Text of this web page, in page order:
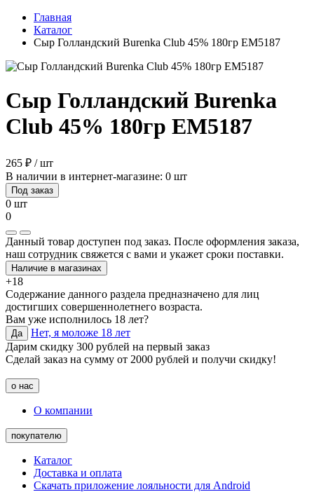
Главная
Каталог
Сыр Голландский Burenka Club 45% 180гр EM5187
Сыр Голландский Burenka
Club 45% 180гр EM5187
265 ₽ / шт
В наличии в интернет-магазине: 0 шт
Под заказ
0 шт
0
Данный товар доступен под заказ. После оформления заказа,
наш сотрудник свяжется с вами и укажет сроки поставки.
Наличие в магазинах
+18
Содержание данного раздела предназначено для лиц
достигших совершеннолетнего возраста.
Вам уже исполнилось 18 лет?
Да
Нет, я моложе 18 лет
Дарим скидку 300 рублей на первый заказ
Сделай заказ на сумму от 2000 рублей и получи скидку!
о нас
О компании
покупателю
Каталог
Доставка и оплата
Скачать приложение лояльности для Android